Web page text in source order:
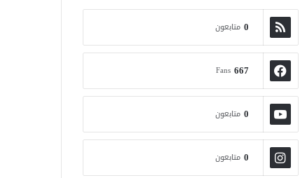
0 متابعون
667
Fans
0 متابعون
0 متابعون